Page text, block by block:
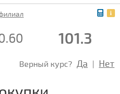
101.3
Верный курс? Да | Нет